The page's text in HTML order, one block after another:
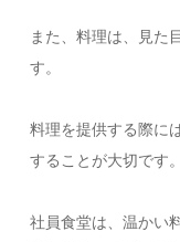
また、料理は、見た
す。
料理を提供する際に
することが大切です。
社員食堂は、温かい